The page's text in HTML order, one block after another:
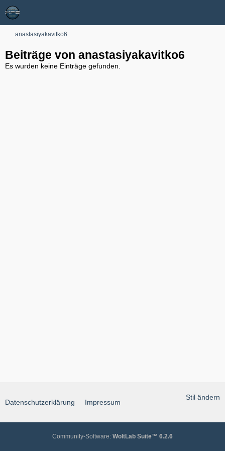
anastasiyakavitko6
Beiträge von anastasiyakavitko6
Es wurden keine Einträge gefunden.
Stil ändern
Datenschutzerklärung Impressum
Community-Software: WoltLab Suite™ 6.2.6